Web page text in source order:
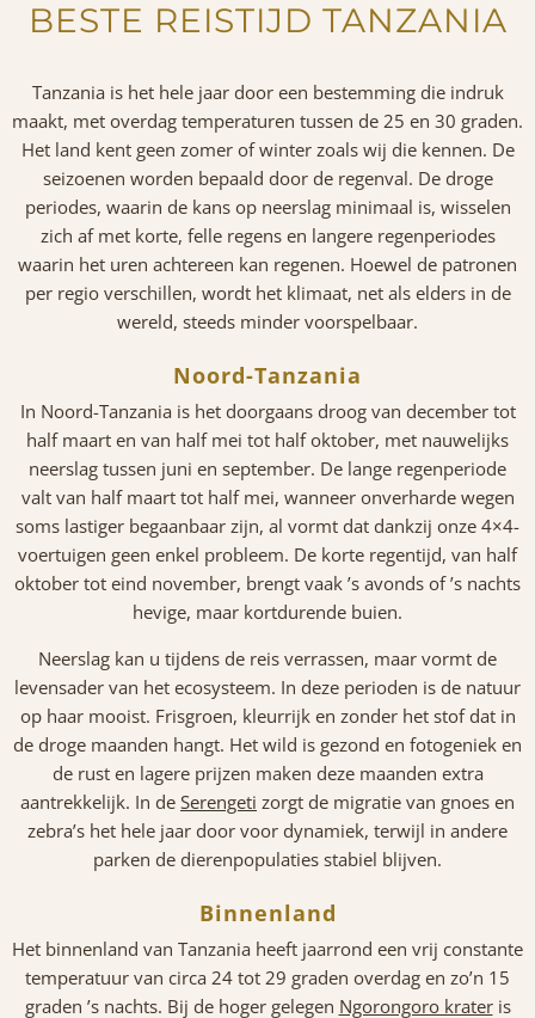
BESTE REISTIJD TANZANIA
Tanzania is het hele jaar door een bestemming die indruk
maakt, met overdag temperaturen tussen de 25 en 30 graden.
Het land kent geen zomer of winter zoals wij die kennen. De
seizoenen worden bepaald door de regenval. De droge
periodes, waarin de kans op neerslag minimaal is, wisselen
zich af met korte, felle regens en langere regenperiodes
waarin het uren achtereen kan regenen. Hoewel de patronen
per regio verschillen, wordt het klimaat, net als elders in de
wereld, steeds minder voorspelbaar.
Noord-Tanzania
In Noord-Tanzania is het doorgaans droog van december tot
half maart en van half mei tot half oktober, met nauwelijks
neerslag tussen juni en september. De lange regenperiode
valt van half maart tot half mei, wanneer onverharde wegen
soms lastiger begaanbaar zijn, al vormt dat dankzij onze 4×4-
voertuigen geen enkel probleem. De korte regentijd, van half
oktober tot eind november, brengt vaak ’s avonds of ’s nachts
hevige, maar kortdurende buien.
Neerslag kan u tijdens de reis verrassen, maar vormt de
levensader van het ecosysteem. In deze perioden is de natuur
op haar mooist. Frisgroen, kleurrijk en zonder het stof dat in
de droge maanden hangt. Het wild is gezond en fotogeniek en
de rust en lagere prijzen maken deze maanden extra
aantrekkelijk. In de Serengeti zorgt de migratie van gnoes en
zebra’s het hele jaar door voor dynamiek, terwijl in andere
parken de dierenpopulaties stabiel blijven.
Binnenland
Het binnenland van Tanzania heeft jaarrond een vrij constante
temperatuur van circa 24 tot 29 graden overdag en zo’n 15
graden ’s nachts. Bij de hoger gelegen Ngorongoro krateris